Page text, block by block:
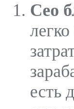
Сео
есть